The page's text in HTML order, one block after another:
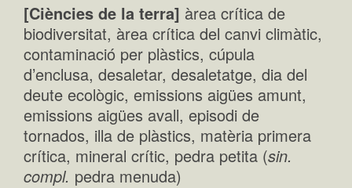
[Ciències de la terra] àrea crítica de
biodiversitat, àrea crítica del canvi climàtic,
contaminació per plàstics, cúpula
d’enclusa, desaletar, desaletatge, dia del
deute ecològic, emissions aigües amunt,
emissions aigües avall, episodi de
tornados, illa de plàstics, matèria primera
crítica, mineral crític, pedra petita (sin.
compl. pedra menuda)